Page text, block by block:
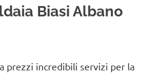
Biasi Albano
prezzi incredibili servizi per la